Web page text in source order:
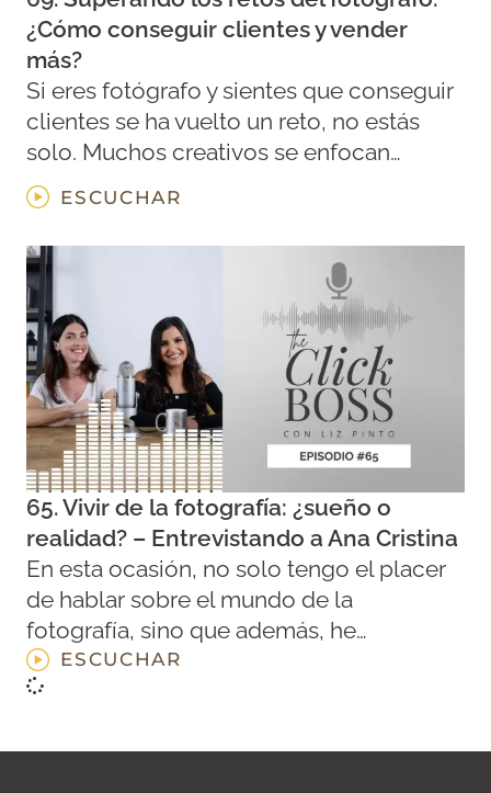
¿Cómo conseguir clientes y vender
más?
Si eres fotógrafo y sientes que conseguir
clientes se ha vuelto un reto, no estás
solo. Muchos creativos se enfocan…
ESCUCHAR
65. Vivir de la fotografía: ¿sueño o
realidad? – Entrevistando a Ana Cristina
En esta ocasión, no solo tengo el placer
de hablar sobre el mundo de la
fotografía, sino que además, he…
ESCUCHAR